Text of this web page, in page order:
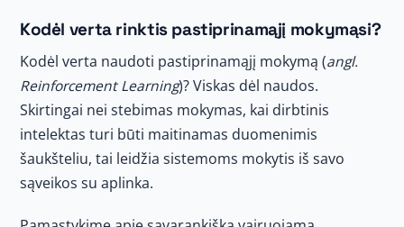
Kodėl verta rinktis pastiprinamąjį mokymąsi?
Kodėl verta naudoti pastiprinamąjį mokymą (angl.
Reinforcement Learning)? Viskas dėl naudos.
Skirtingai nei stebimas mokymas, kai dirbtinis
intelektas turi būti maitinamas duomenimis
šaukšteliu, tai leidžia sistemoms mokytis iš savo
sąveikos su aplinka.